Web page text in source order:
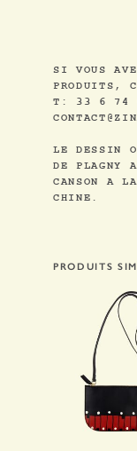
SI VOUS
PRODUITS,
T: 33 6 74
LE DESSIN
DE PLAGNY
CANSON A
CHINE.
PRODUITS